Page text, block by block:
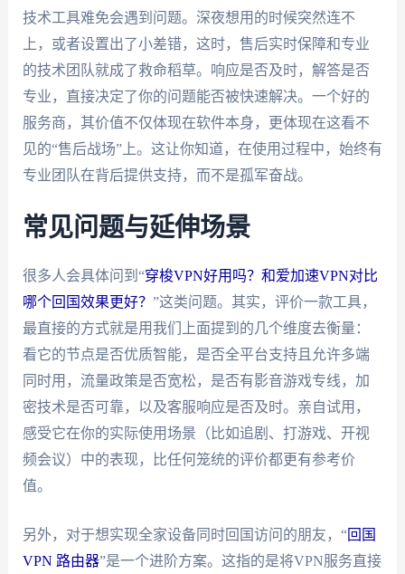
技术工具难免会遇到问题。深夜想用的时候突然连不
上，或者设置出了小差错，这时，售后实时保障和专业
的技术团队就成了救命稻草。响应是否及时，解答是否
专业，直接决定了你的问题能否被快速解决。一个好的
服务商，其价值不仅体现在软件本身，更体现在这看不
见的“售后战场”上。这让你知道，在使用过程中，始终有
专业团队在背后提供支持，而不是孤军奋战。
常见问题与延伸场景
很多人会具体问到“穿梭VPN好用吗？和爱加速VPN对比
哪个回国效果更好？ ”这类问题。其实，评价一款工具，
最直接的方式就是用我们上面提到的几个维度去衡量：
看它的节点是否优质智能，是否全平台支持且允许多端
同时用，流量政策是否宽松，是否有影音游戏专线，加
密技术是否可靠，以及客服响应是否及时。亲自试用，
感受它在你的实际使用场景（比如追剧、打游戏、开视
频会议）中的表现，比任何笼统的评价都更有参考价
值。
另外，对于想实现全家设备同时回国访问的朋友，“回国
VPN 路由器”是一个进阶方案。这指的是将VPN服务直接